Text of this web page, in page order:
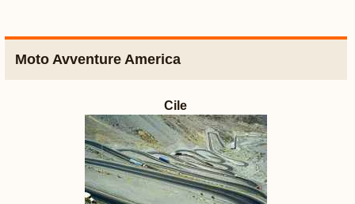
Moto Avventure America
Cile